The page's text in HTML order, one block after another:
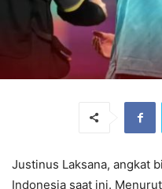
Justinus Laksana, angkat
Indonesia saat ini.